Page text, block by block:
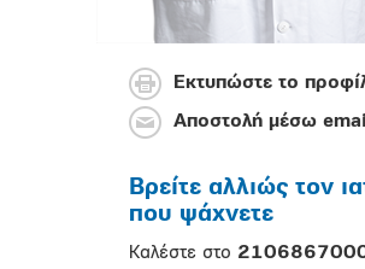
Εκτυπώστε το
Αποστολή μέσω
Βρείτε αλλιώς τον
που ψάχνετε
Καλέστε στο